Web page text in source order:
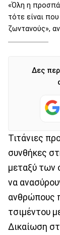
«Όλη η
τότε είναι
ζωντανούς»,
Δες
Τιτάνιες
συνθήκες
μεταξύ των
να
ανθρώπους
τσιμέντου
Δικαίωση